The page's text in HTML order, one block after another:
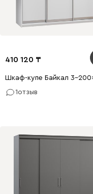
410 120
Шкаф-купе Байкал 3-
1отзыв